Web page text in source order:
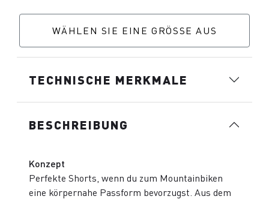
WÄHLEN SIE EINE GRÖSSE AUS
TECHNISCHE MERKMALE
BESCHREIBUNG
Konzept
Perfekte Shorts, wenn du zum Mountainbiken
eine körpernahe Passform bevorzugst. Aus dem